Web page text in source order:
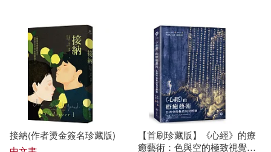
檸檬樹日語教學團隊(4)
淺倉秋成(4) 溫如生(4)
羅格．布雷格曼(4) 許秀芬(4)
陳思宏(4) 香川志織(4)
檸檬樹(10)
台灣角川(9) 四塊玉文創(9)
如何(9)
接納(作者燙金簽名珍藏版)
【首刷珍藏版】《心經》的療
癒藝術：色與空的極致視覺體